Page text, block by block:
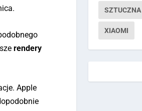
rendery
Apple
XIAOMI